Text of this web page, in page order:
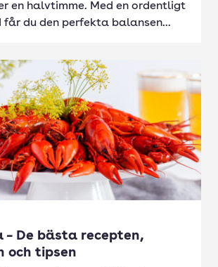
en halvtimme. Med en ordentligt
du den perfekta balansen...
De bästa recepten,
och tipsen